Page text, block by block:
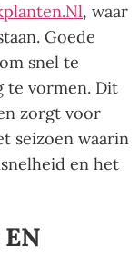
, waar
Goede
snel te
te vormen. Dit
zorgt voor
seizoen waarin
en het